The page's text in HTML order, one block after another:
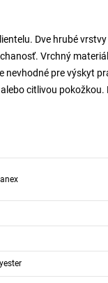
Dve hrubé
Vrchný
pre výskyt
citlivou